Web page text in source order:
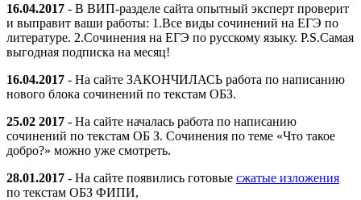
16.04.2017 - В ВИП-разделе сайта опытный эксперт проверит
и выправит ваши работы: 1.Все виды сочинений на ЕГЭ по
литературе. 2.Сочинения на ЕГЭ по русскому языку. P.S.Самая
выгодная подписка на месяц!
16.04.2017 - На сайте ЗАКОНЧИЛАСЬ работа по написанию
нового блока сочинений по текстам ОБЗ.
25.02 2017 - На сайте началась работа по написанию
сочинений по текстам ОБ З. Сочинения по теме «Что такое
добро?» можно уже смотреть.
28.01.2017 - На сайте появились готовые сжатые изложения
по текстам ОБЗ ФИПИ,